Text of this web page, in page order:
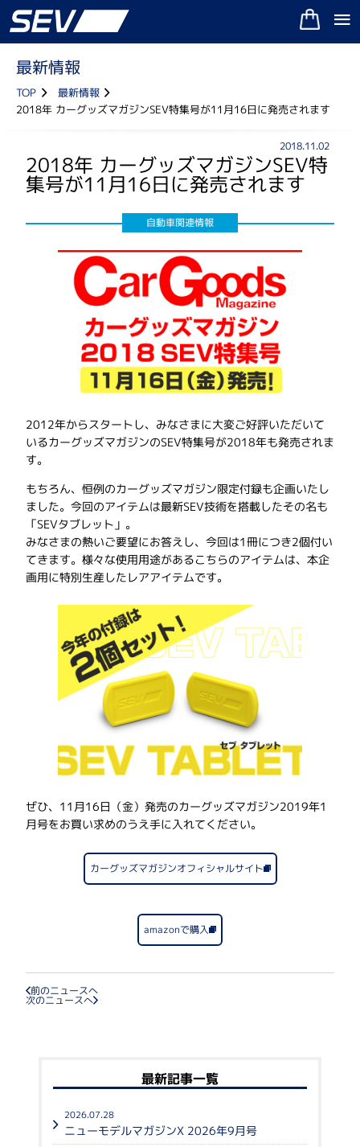
最新情報
TOP
最新情報
2018年 カーグッズマガジンSEV特集号が11月16日に発売されます
2018年 カーグッズマガジンSEV特
集号が11月16日に発売されます
2018.11.02
自動車関連情報
2012年からスタートし、みなさまに大変ご好評いただいて
いるカーグッズマガジンのSEV特集号が2018年も発売されま
す。
もちろん、恒例のカーグッズマガジン限定付録も企画いたし
ました。今回のアイテムは最新SEV技術を搭載したその名も
「SEVタブレット」。
みなさまの熱いご要望にお答えし、今回は1冊につき2個付い
てきます。様々な使用用途があるこちらのアイテムは、本企
画用に特別生産したレアアイテムです。
ぜひ、11月16日（金）発売のカーグッズマガジン2019年1
月号をお買い求めのうえ手に入れてください。
カーグッズマガジンオフィシャルサイト
amazonで購入
前のニュースへ
次のニュースへ
最新記事一覧
2026.07.28
ニューモデルマガジンX 2026年9月号